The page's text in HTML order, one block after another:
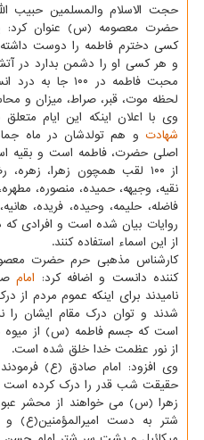
حجت الاسلام والمسلمین حبیب
حضرت معصومه (س) عنوان کرد:
کسی دخترم فاطمه را دوست
و هر کسی او را دشمن بدارد در
محبت فاطمه در
لحظه موت، قبر، صراط، میزان و
وی با اعلان اینکه این ایام
شهادت و هم تولدشان در ماه
اصلی حضرت، فاطمه است و بقیه
از ۱۰۰ لقب همچون زهرا،
نقیه، وجیهه، حمیده، منصوره،
فاضله، حلیمه، وحیده، فریده،
روایات بیان شده است و افرادی که
از این اسماء استفاده کنند.
کارشناس مذهبی حرم حضرت
کننده دانست و اضافه کرد: امام
نامیدند برای اینکه عموم مردم
شدند و توان درک مقام ایشان را
است که جسم فاطمه (س) از میوه
از نور عظمت خدا خلق شده است.
وی افزود: امام صادق (ع)
حقیقت شب قدر را درک کرده است
زهرا (س) می خواهند از محشر عبور
شتر به دست